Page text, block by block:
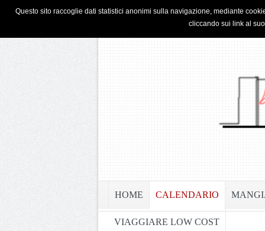
HOME PRIVACY & COOKIE POLICY
HOME CALENDARIO
VIAGGIARE LOW COST
Questo sito raccoglie dati statistici anonimi sulla navigazione, mediante
cliccando sui link al